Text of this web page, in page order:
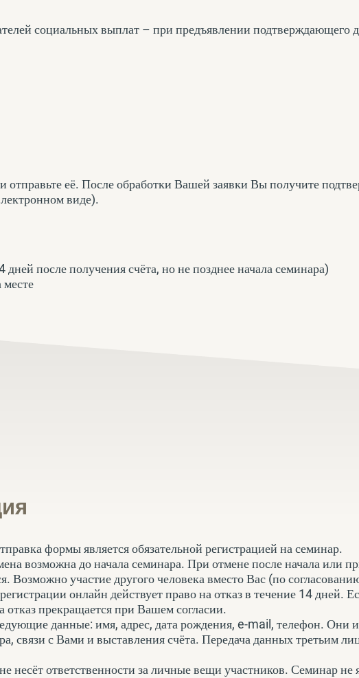
социальных выплат – при предъявлении подтверждающего
её. После обработки Вашей заявки Вы получите
виде).
после получения счёта, но не позднее начала семинара)
месте
формы является обязательной регистрацией на семинар.
возможна до начала семинара. При отмене после начала или
Возможно участие другого человека вместо Вас (по
онлайн действует право на отказ в течение 14 дней.
отказ прекращается при Вашем согласии.
данные: имя, адрес, дата рождения, e-mail, телефон. Они
связи с Вами и выставления счёта. Передача данных третьим
несёт ответственности за личные вещи участников. Семинар не